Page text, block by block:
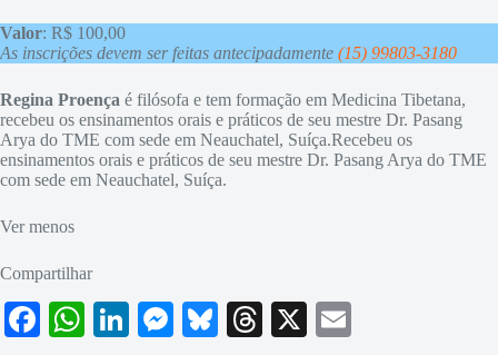
Valor: R$ 100,00
As inscrições devem ser feitas antecipadamente (15) 99803-3180
Regina Proença é filósofa e tem formação em Medicina Tibetana,
recebeu os ensinamentos orais e práticos de seu mestre Dr. Pasang
Arya do TME com sede em Neauchatel, Suíça.Recebeu os
ensinamentos orais e práticos de seu mestre Dr. Pasang Arya do TME
com sede em Neauchatel, Suíça.
Ver menos
Compartilhar
Fa
W
Li
M
Bl
T
X